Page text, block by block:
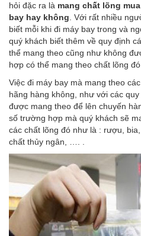
hỏi đặc ra là mang chất lõng
bay hay không. Với rất nhiều
biết mỗi khi đi máy bay trong và
quý khách biết thêm về quy định
thể mang theo cũng như không
hợp có thể mang theo chất lõng
Việc đi máy bay mà mang theo
hãng hàng không, như với các
được mang theo để lên chuyến
số trường hợp mà quý khách sẽ
các chất lõng đó như là : rượu,
chất thủy ngân, …. .